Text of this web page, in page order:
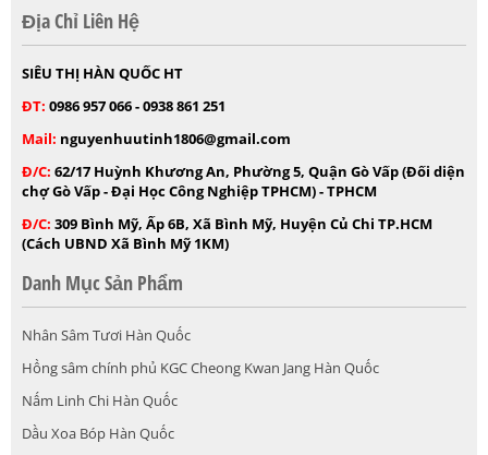
Địa Chỉ Liên Hệ
SIÊU THỊ HÀN QUỐC HT
ĐT: 0986 957 066 - 0938 861 251
Mail: nguyenhuutinh1806@gmail.com
Đ/C: 62/17 Huỳnh Khương An, Phường 5, Quận Gò Vấp (Đối diện
chợ Gò Vấp - Đại Học Công Nghiệp TPHCM) - TPHCM
Đ/C: 309 Bình Mỹ, Ấp 6B, Xã Bình Mỹ, Huyện Củ Chi TP.HCM
(Cách UBND Xã Bình Mỹ 1KM)
Danh Mục Sản Phẩm
Nhân Sâm Tươi Hàn Quốc
Hồng sâm chính phủ KGC Cheong Kwan Jang Hàn Quốc
Nấm Linh Chi Hàn Quốc
Dầu Xoa Bóp Hàn Quốc